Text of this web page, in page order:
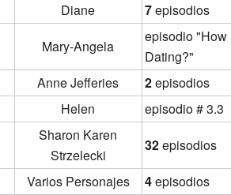
Diane 7episodios
Mary-Angela
episodio "How
Dating?"
Anne Jefferies 2episodios
Helen
episodio # 3.3
Sharon Karen
Strzelecki
32episodios
Varios Personajes 4episodios